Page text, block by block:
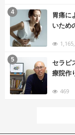
胃痛に
いため
4
セラピ
療院作
469
5